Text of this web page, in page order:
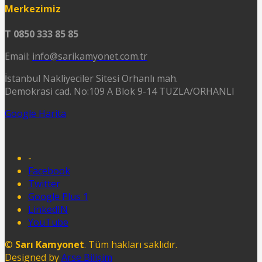
Merkezimiz
T 0850 333 85 85
Email: info@sarikamyonet.com.tr
İstanbul Nakliyeciler Sitesi Orhanlı mah.
Demokrasi cad. No:109 A Blok 9-14 TUZLA/ORHANLI
Google Harita
-
Facebook
Twitter
Google Plus 1
LinkedIN
YouTube
© Sarı Kamyonet. Tüm hakları saklıdır.
Designed byArse Bilişim